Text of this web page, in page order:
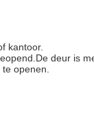
kantoor.
deur is
openen.